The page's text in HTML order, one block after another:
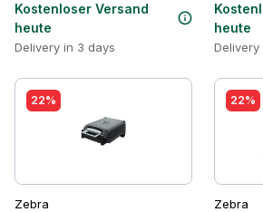
Kostenloser Versand
heute
Delivery in 3 days
heute
Delivery
22%
Zebra
22%
Zebra